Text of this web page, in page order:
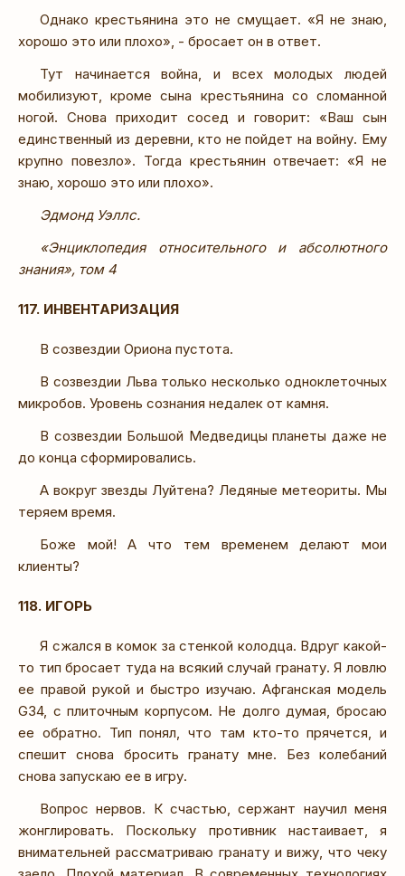
Однако крестьянина это не смущает. «Я не знаю,
хорошо это или плохо», - бросает он в ответ.
Тут начинается война, и всех молодых людей
мобилизуют, кроме сына крестьянина со сломанной
ногой. Снова приходит сосед и говорит: «Ваш сын
единственный из деревни, кто не пойдет на войну. Ему
крупно повезло». Тогда крестьянин отвечает: «Я не
знаю, хорошо это или плохо».
Эдмонд Уэллс.
«Энциклопедия относительного и абсолютного
знания», том 4
117. ИНВЕНТАРИЗАЦИЯ
В созвездии Ориона пустота.
В созвездии Льва только несколько одноклеточных
микробов. Уровень сознания недалек от камня.
В созвездии Большой Медведицы планеты даже не
до конца сформировались.
А вокруг звезды Луйтена? Ледяные метеориты. Мы
теряем время.
Боже мой! А что тем временем делают мои
клиенты?
118. ИГОРЬ
Я сжался в комок за стенкой колодца. Вдруг какой-
то тип бросает туда на всякий случай гранату. Я ловлю
ее правой рукой и быстро изучаю. Афганская модель
G34, с плиточным корпусом. Не долго думая, бросаю
ее обратно. Тип понял, что там кто-то прячется, и
спешит снова бросить гранату мне. Без колебаний
снова запускаю ее в игру.
Вопрос нервов. К счастью, сержант научил меня
жонглировать. Поскольку противник настаивает, я
внимательней рассматриваю гранату и вижу, что чеку